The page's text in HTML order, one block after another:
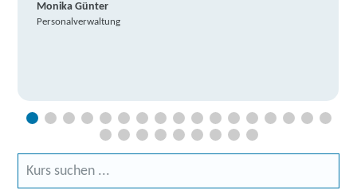
Monika Günter
Personalverwaltung